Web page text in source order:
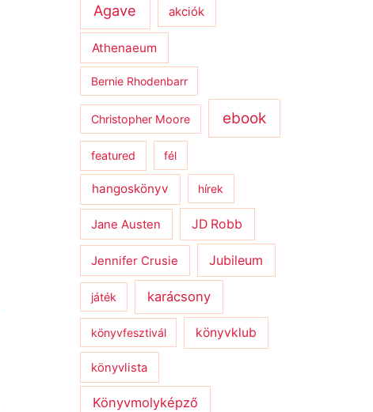
Agave akciók
Athenaeum
Bernie Rhodenbarr
Christopher Moore ebook
featured fél
hangoskönyv hírek
Jane Austen JD Robb
Jennifer Crusie Jubileum
játék karácsony
könyvfesztivál könyvklub
könyvlista
Könyvmolyképző